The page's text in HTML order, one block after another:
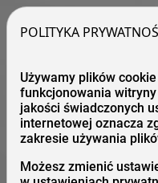
POLITYKA
Używamy plików
funkcjonowania
jakości świadczonych
internetowej oznacza
zakresie używania
Możesz zmienić